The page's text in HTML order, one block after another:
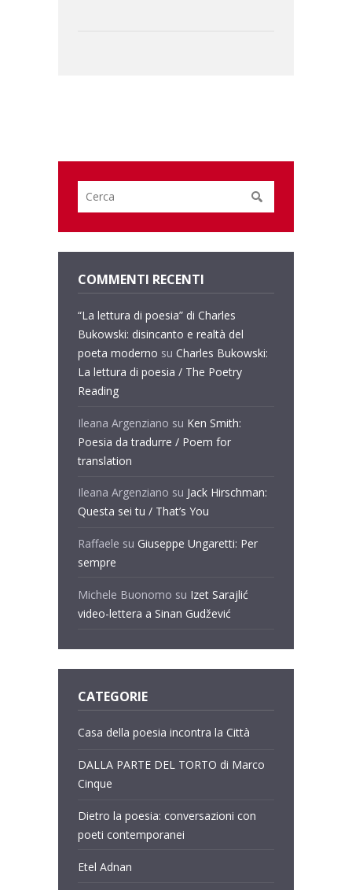
COMMENTI RECENTI
“La lettura di poesia” di Charles
Bukowski: disincanto e realtà del
poeta moderno su Charles Bukowski:
La lettura di poesia / The Poetry
Reading
Ileana Argenziano su Ken Smith:
Poesia da tradurre / Poem for
translation
Ileana Argenziano su Jack Hirschman:
Questa sei tu / That’s You
Raffaele su Giuseppe Ungaretti: Per
sempre
Michele Buonomo su Izet Sarajlić
video-lettera a Sinan Gudžević
CATEGORIE
Casa della poesia incontra la Città
DALLA PARTE DEL TORTO di Marco
Cinque
Dietro la poesia: conversazioni con
poeti contemporanei
Etel Adnan